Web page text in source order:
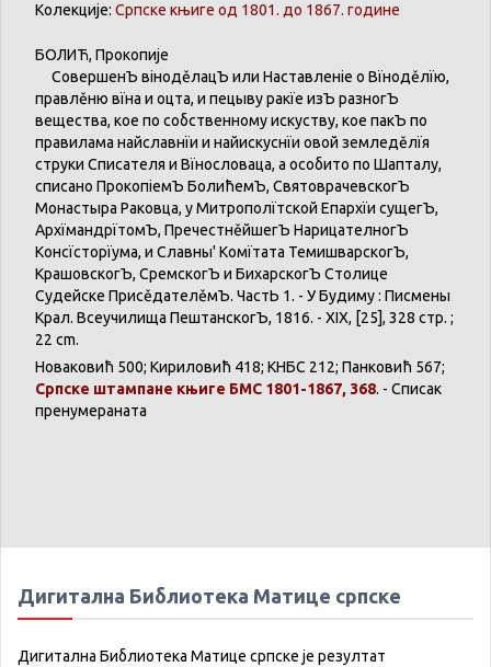
Колекције: Српске књиге од 1801. до 1867. године
БОЛИЋ, Прокопије
СовершенЪ вінодěлацЪ или Наставленіе о Вїнодěлїю,
правлěню вїна и оцта, и пецывуракїе изЪ разногЪ
вещества, кое по собственномуискуству, кое пакЪ по
правилама найславнїи и найискуснїи овой земледěлїя
струки Списателя и Вїнословаца, а особито по Шапталу,
списано ПрокопіемЪ БолићемЪ, СвятоврачевскогЪ
Монастыра Раковца, уМитрополїтской Епархїи сущегЪ,
АрхїмандрїтомЪ, ПречестнěйшегЪ НарицателногЪ
Консїсторїума, и Славны' Комїтата ТемишварскогЪ,
КрашовскогЪ, СремскогЪ и БихарскогЪ Столице
Судейске ПрисěдателěмЪ. ЧастЬ 1. - УБудиму: Писмены
Крал. Всеучилища ПештанскогЪ, 1816. - XIX, [25], 328 стр. ;
22 cm.
Новаковић 500; Кириловић 418; КНБС 212; Панковић 567;
Српске штампане књиге БМС 1801-1867, 368. - Списак
пренумераната
Дигитална Библиотека Матице српске
Дигитална Библиотека Матице српске је резултат